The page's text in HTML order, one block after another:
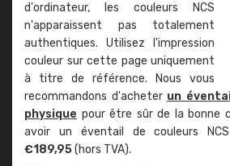
d'ordinateur, les couleurs NCS
n'apparaissent pas totalement
authentiques. Utilisez l'impression
couleur sur cette page uniquement
à titre de référence. Nous vous
recommandons d'acheter un
physique pour être sûr de la bonne
avoir un éventail de couleurs
€189,95(hors TVA).